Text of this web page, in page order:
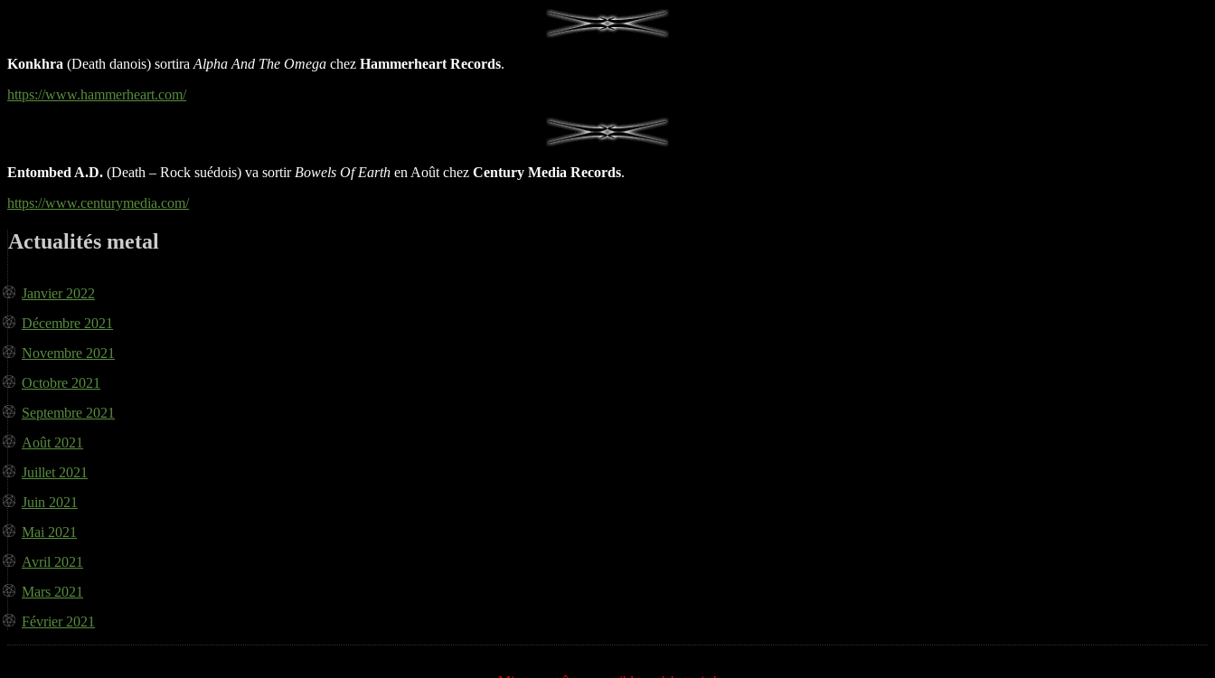
Konkhra (Death danois) sortira Alpha And The Omega chez Hammerheart Records.
https://www.hammerheart.com/
Entombed A.D. (Death – Rock suédois) va sortir Bowels Of Earth en Août chez Century Media Records.
https://www.centurymedia.com/
Actualités metal
Janvier 2022
Décembre 2021
Novembre 2021
Octobre 2021
Septembre 2021
Août 2021
Juillet 2021
Juin 2021
Mai 2021
Avril 2021
Mars 2021
Février 2021